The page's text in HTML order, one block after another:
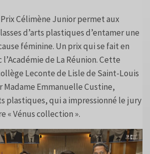
Célimène Junior permet aux
d’arts plastiques d’entamer une
féminine. Un prix qui se fait en
de La Réunion. Cette
Leconte de Lisle de Saint-Louis
Madame Emmanuelle Custine,
plastiques, qui a impressionné le jury
« Vénus collection ».